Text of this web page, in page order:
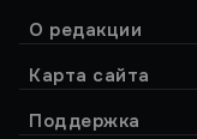
О редакции
Карта сайта
Поддержка